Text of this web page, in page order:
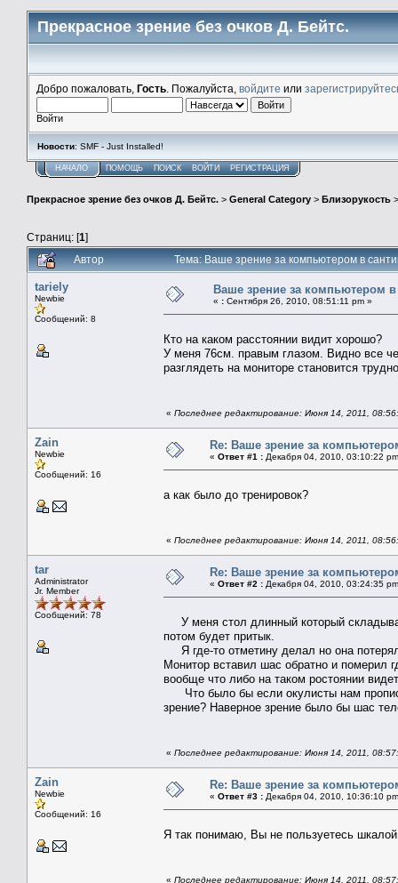
Прекрасное зрение без очков Д. Бейтс.
Добро пожаловать, Гость . Пожалуйста, войдите или
Войти
Новости: SMF - Just Installed!
НАЧАЛО ПОМОЩЬ ПОИСК ВОЙТИ РЕГИСТРАЦИЯ
Прекрасное зрение без очков Д. Бейтс. > General Category > Близорукость
Страниц: [1]
Автор
Тема: Ваше зрение за компьютером в
tariely
Newbie
Сообщений: 8
Ваше зрение за компьютером в
« : Сентября 26, 2010, 08:51:11 pm »
Кто на каком расстоянии видит хорошо?
У меня 76см. правым глазом. Видно все
разглядеть на мониторе становится
« Последнее редактирование: Июня 14, 2011,
Zain
Newbie
Сообщений: 16
Re: Ваше зрение за
« Ответ #1 : Декабря 04, 2010, 03:10:22
а как было до тренировок?
« Последнее редактирование: Июня 14, 2011,
tar
Administrator
Jr. Member
Сообщений: 78
Re: Ваше зрение за
« Ответ #2 : Декабря 04, 2010, 03:24:35
У меня стол длинный который
потом будет притык.
Я где-то отметину делал но она
Монитор вставил шас обратно и померил
вообще что либо на таком ростоянии
Что было бы если окулисты нам
зрение? Наверное зрение было бы шас
« Последнее редактирование: Июня 14, 2011,
Zain
Newbie
Сообщений: 16
Re: Ваше зрение за
« Ответ #3 : Декабря 04, 2010, 10:36:10
Я так понимаю, Вы не пользуетесь шкалой
« Последнее редактирование: Июня 14, 2011,